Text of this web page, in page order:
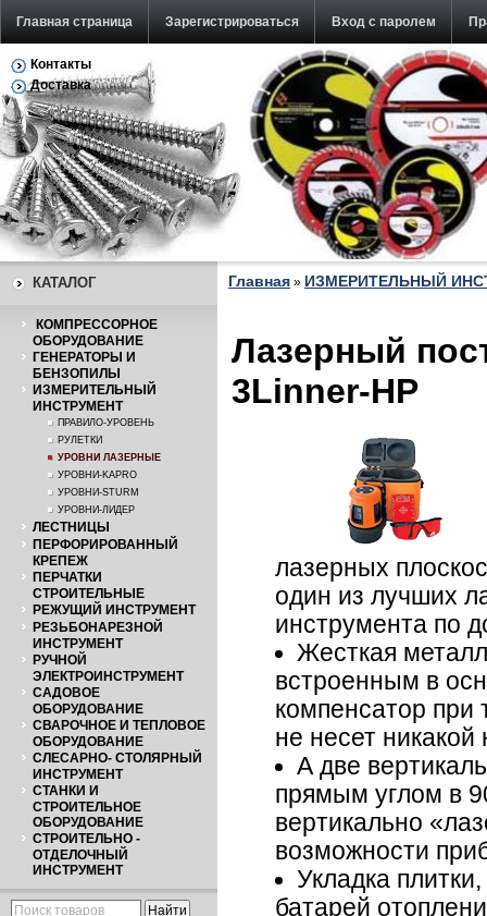
Главная страница Зарегистрироваться Вход с паролем
Обратная связь
Контакты
Доставка
КАТАЛОГ
КОМПРЕССОРНОЕ
ОБОРУДОВАНИЕ
ГЕНЕРАТОРЫ И
БЕНЗОПИЛЫ
ИЗМЕРИТЕЛЬНЫЙ
ИНСТРУМЕНТ
ПРАВИЛО-УРОВЕНЬ
РУЛЕТКИ
УРОВНИ ЛАЗЕРНЫЕ
УРОВНИ-KAPRO
УРОВНИ-STURM
УРОВНИ-ЛИДЕР
ЛЕСТНИЦЫ
ПЕРФОРИРОВАННЫЙ
КРЕПЕЖ
ПЕРЧАТКИ
СТРОИТЕЛЬНЫЕ
РЕЖУЩИЙ ИНСТРУМЕНТ
РЕЗЬБОНАРЕЗНОЙ
ИНСТРУМЕНТ
РУЧНОЙ
ЭЛЕКТРОИНСТРУМЕНТ
САДОВОЕ
ОБОРУДОВАНИЕ
СВАРОЧНОЕ И ТЕПЛОВОЕ
ОБОРУДОВАНИЕ
СЛЕСАРНО- СТОЛЯРНЫЙ
ИНСТРУМЕНТ
СТАНКИ И
СТРОИТЕЛЬНОЕ
ОБОРУДОВАНИЕ
СТРОИТЕЛЬНО -
ОТДЕЛОЧНЫЙ
ИНСТРУМЕНТ
Главная » ИЗМЕРИТЕЛЬНЫЙ
Лазерный
3Linner-HP
лазерных
один из лучших
инструмента по
Жесткая
встроенным в
компенсатор при
не несет
А две
прямым углом в
вертикально
возможности
Укладка
батарей